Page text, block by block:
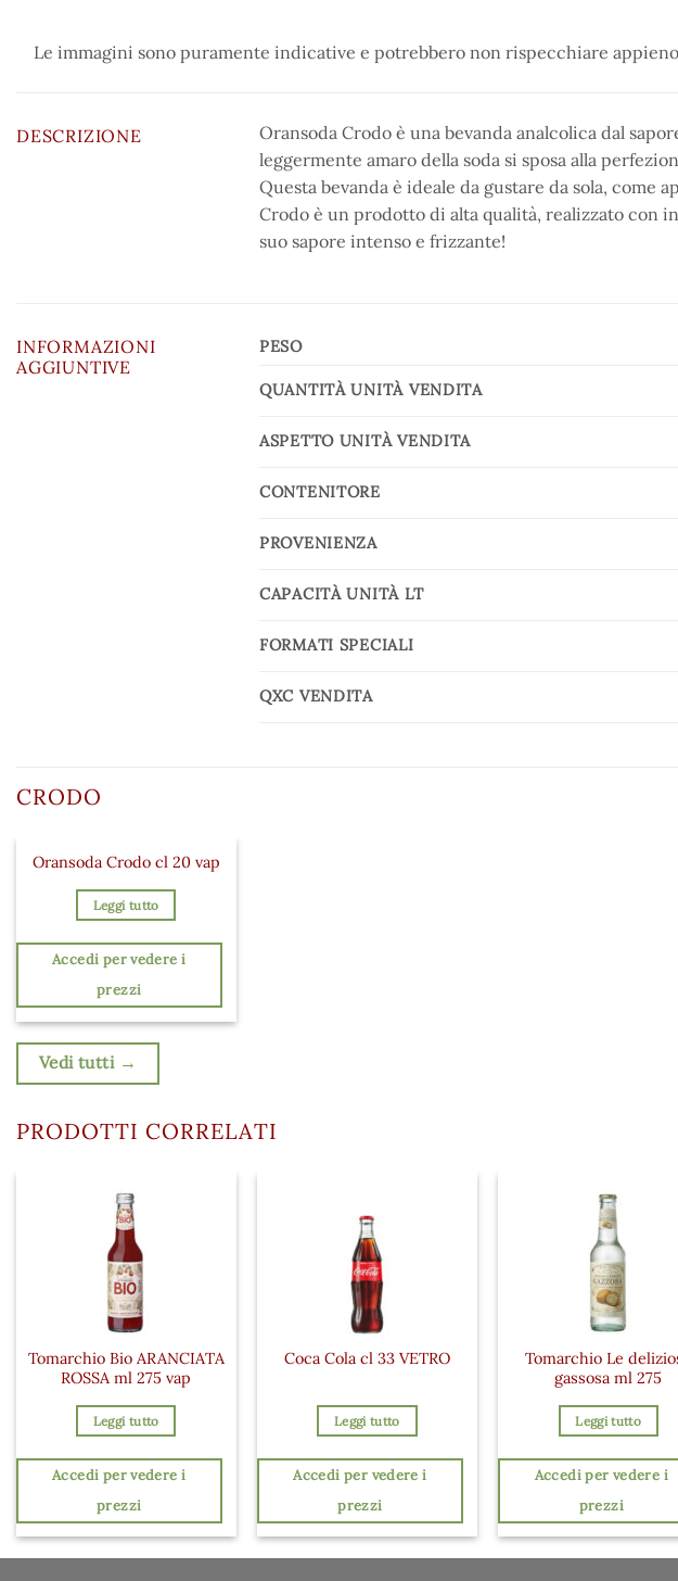
Le immagini sono puramente indicative e potrebbero non rispecchiare
DESCRIZIONE
Oransoda Crodo è una bevanda analcolica dal
leggermente amaro della soda si sposa alla
Questa bevanda è ideale da gustare da sola,
Crodo è un prodotto di alta qualità, realizzato con
suo sapore intenso e frizzante!
INFORMAZIONI
AGGIUNTIVE
PESO
QUANTITÀ UNITÀ VENDITA
ASPETTO UNITÀ VENDITA
CONTENITORE
PROVENIENZA
CAPACITÀ UNITÀ LT
FORMATI SPECIALI
QXC VENDITA
CRODO
Oransoda Crodo cl 20 vap
Leggi tutto
Accedi per vedere i
prezzi
Vedi tutti →
PRODOTTI CORRELATI
Tomarchio Bio ARANCIATA
ROSSA ml 275 vap
Leggi tutto
Accedi per vedere i
prezzi
Coca Cola cl 33 VETRO
Leggi tutto
Accedi per vedere i
prezzi
Tomarchio Le
gassosa ml 275
Leggi tutto
Accedi per vedere i
prezzi